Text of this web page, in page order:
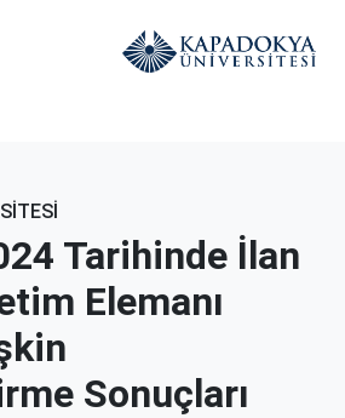
Tarihinde İlan
Elemanı
Sonuçları